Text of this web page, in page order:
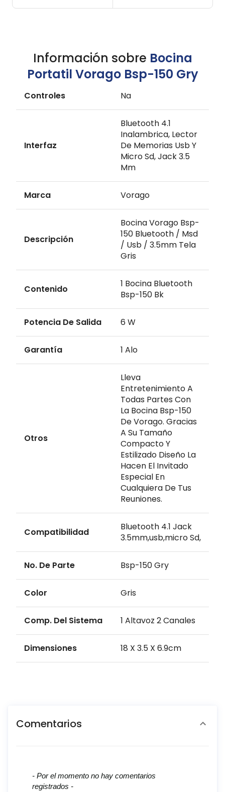
Información sobre Bocina
Portatil Vorago Bsp-150 Gry
Controles Na
Interfaz
Bluetooth 4.1
Inalambrica, Lector
De Memorias Usb Y
Micro Sd, Jack 3.5
Mm
Marca Vorago
Descripción
Bocina Vorago Bsp-
150 Bluetooth / Msd
/ Usb / 3.5mm Tela
Gris
Contenido
1 Bocina Bluetooth
Bsp-150 Bk
Potencia De Salida 6 W
Garantía 1 Alo
Otros
Lleva
Entretenimiento A
Todas Partes Con
La Bocina Bsp-150
De Vorago. Gracias
A Su Tamaño
Compacto Y
Estilizado Diseño La
Hacen El Invitado
Especial En
Cualquiera De Tus
Reuniones.
Compatibilidad
Bluetooth 4.1 Jack
3.5mm,usb,micro Sd,
No. De Parte Bsp-150 Gry
Color Gris
Comp. Del Sistema 1 Altavoz 2 Canales
Dimensiones 18 X 3.5 X 6.9cm
Comentarios
- Por el momento no hay comentarios
registrados -
New content loaded